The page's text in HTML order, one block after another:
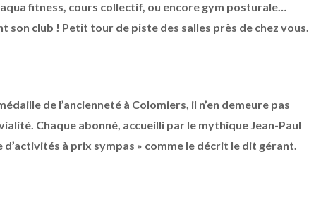
fitness, cours collectif, ou encore gym posturale…
son club ! Petit tour de piste des salles près de chez vous.
de l’ancienneté à Colomiers, il n’en demeure pas
Chaque abonné, accueilli par le mythique Jean-Paul
d’activités à prix sympas » comme le décrit le dit gérant.